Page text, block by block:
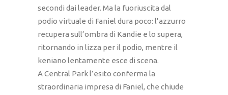
secondi dai leader. Ma la fuoriuscita dal
podio virtuale di Faniel dura poco: l’azzurro
recupera sull’ombra di Kandie e lo supera,
ritornando in lizza per il podio, mentre il
keniano lentamente esce di scena.
A Central Park l’esito conferma la
straordinaria impresa di Faniel, che chiude